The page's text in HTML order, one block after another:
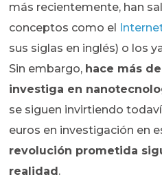
más recientemente, han
conceptos como el
sus siglas en inglés) o los
Sin embargo, hace más
investiga en
se siguen invirtiendo
euros en investigación en
revolución prometida
realidad .